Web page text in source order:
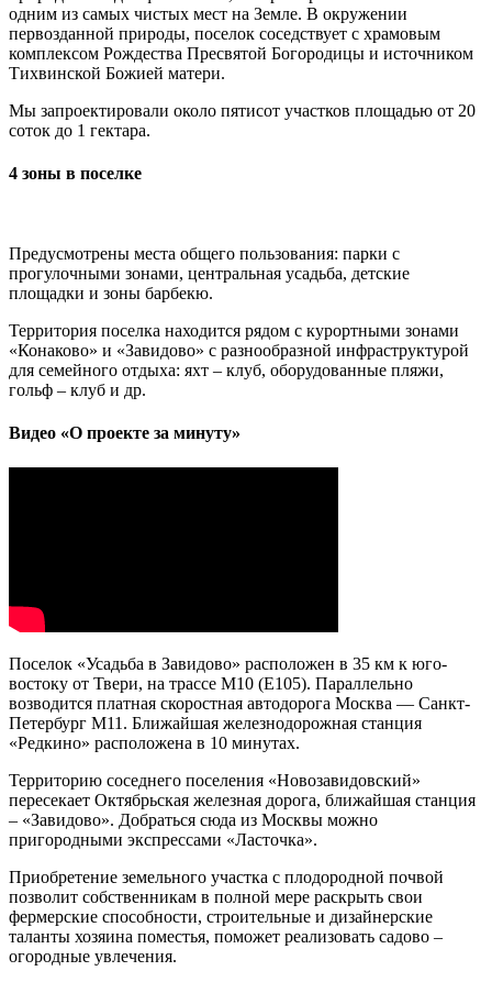
одним из самых чистых мест на Земле. В окружении
первозданной природы, поселок соседствует с храмовым
комплексом Рождества Пресвятой Богородицы и источником
Тихвинской Божией матери.
Мы запроектировали около пятисот участков площадью от 20
соток до 1 гектара.
4 зоны в поселке
Предусмотрены места общего пользования: парки с
прогулочными зонами, центральная усадьба, детские
площадки и зоны барбекю.
Территория поселка находится рядом с курортными зонами
«Конаково» и «Завидово» с разнообразной инфраструктурой
для семейного отдыха: яхт – клуб, оборудованные пляжи,
гольф – клуб и др.
Видео «О проекте за минуту»
Поселок «Усадьба в Завидово» расположен в 35 км к юго-
востоку от Твери, на трассе М10 (Е105). Параллельно
возводится платная скоростная автодорога Москва — Санкт-
Петербург М11. Ближайшая железнодорожная станция
«Редкино» расположена в 10 минутах.
Территорию соседнего поселения «Новозавидовский»
пересекает Октябрьская железная дорога, ближайшая станция
– «Завидово». Добраться сюда из Москвы можно
пригородными экспрессами «Ласточка».
Приобретение земельного участка с плодородной почвой
позволит собственникам в полной мере раскрыть свои
фермерские способности, строительные и дизайнерские
таланты хозяина поместья, поможет реализовать садово –
огородные увлечения.